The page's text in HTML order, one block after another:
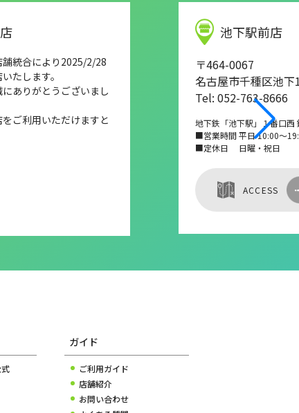
統合により2025/2/28
たします。
ありがとうございまし
ご利用いただけますと
池下駅前店
〒464-0067
名古屋市千種区池
Tel: 052-763-8666
地下鉄「池下駅」１番口西
■営業時間 平日 10:00～
■定休日 日曜・祝日
ACCESS
ガイド
ご利用ガイド
店舗紹介
お問い合わせ